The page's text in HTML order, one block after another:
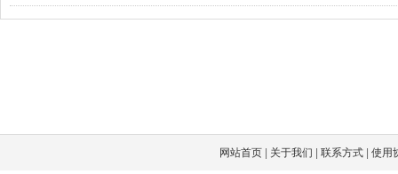
网站首页 关于我们 |联系方式 |使用